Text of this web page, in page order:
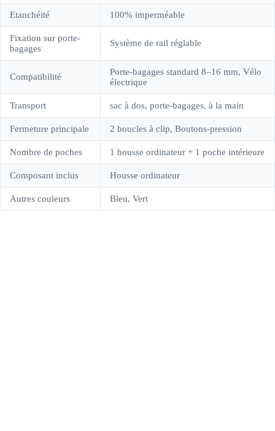
Etanchéité 100% imperméable
Fixation sur porte-
bagages
Système de rail réglable
Compatibilité
Porte-bagages standard 8–16 mm, Vélo
électrique
Transport sac à dos, porte-bagages, à la main
Fermeture principale 2 boucles à clip, Boutons-pression
Nombre de poches 1 housse ordinateur + 1 poche intérieure
Composant inclus Housse ordinateur
Autres couleurs Bleu, Vert